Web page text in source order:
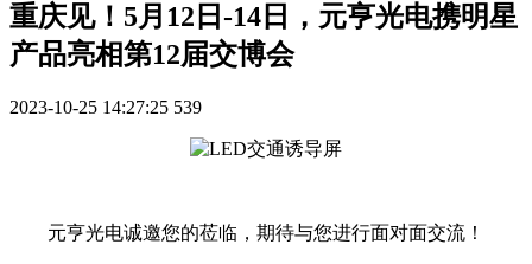
重庆见！5月12日-14日，元亨光电携明星
产品亮相第12届交博会
2023-10-25 14:27:25 539
元亨光电诚邀您的莅临，期待与您进行面对面交流！